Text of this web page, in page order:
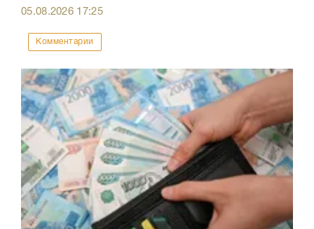
05.08.2026 17:25
Комментарии